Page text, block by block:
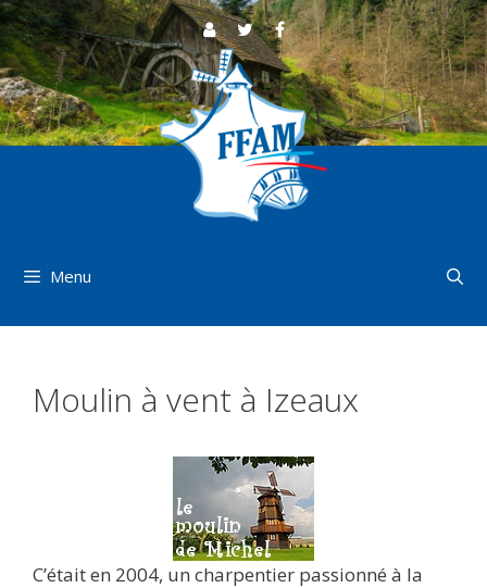
Aller
au
contenu
Menu
Moulin à vent à Izeaux
C’était en 2004, un charpentier passionné à la